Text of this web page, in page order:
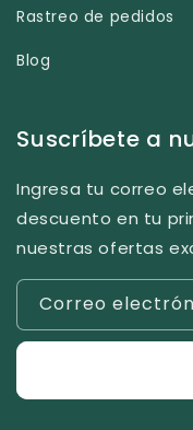
Rastreo de pedidos
Blog
Suscríbete a
Ingresa tu correo
descuento en tu
nuestras ofertas
Correo